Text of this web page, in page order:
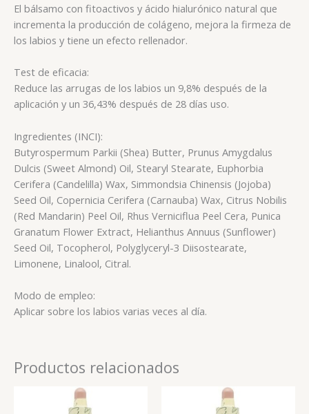
El bálsamo con fitoactivos y ácido hialurónico natural que
incrementa la producción de colágeno, mejora la firmeza de
los labios y tiene un efecto rellenador.
Test de eficacia:
Reduce las arrugas de los labios un 9,8% después de la
aplicación y un 36,43% después de 28 días uso.
Ingredientes (INCI):
Butyrospermum Parkii (Shea) Butter, Prunus Amygdalus
Dulcis (Sweet Almond) Oil, Stearyl Stearate, Euphorbia
Cerifera (Candelilla) Wax, Simmondsia Chinensis (Jojoba)
Seed Oil, Copernicia Cerifera (Carnauba) Wax, Citrus Nobilis
(Red Mandarin) Peel Oil, Rhus Verniciflua Peel Cera, Punica
Granatum Flower Extract, Helianthus Annuus (Sunflower)
Seed Oil, Tocopherol, Polyglyceryl-3 Diisostearate,
Limonene, Linalool, Citral.
Modo de empleo:
Aplicar sobre los labios varias veces al día.
Productos relacionados